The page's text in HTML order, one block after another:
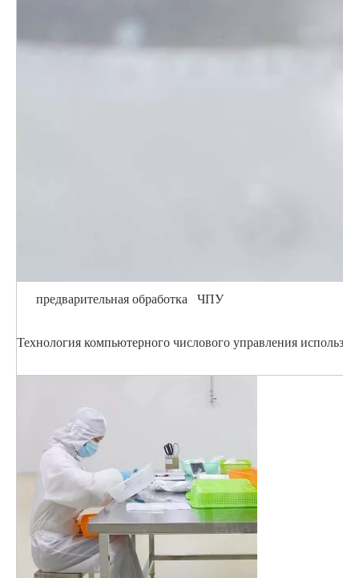
предварительная обработка ЧПУ
Технология компьютерного числового управления